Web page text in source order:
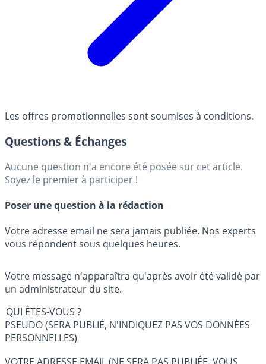
Les offres promotionnelles sont soumises à conditions.
Questions & Échanges
Aucune question n'a encore été posée sur cet article.
Soyez le premier à participer !
Poser une question à la rédaction
Votre adresse email ne sera jamais publiée. Nos experts
vous répondent sous quelques heures.
Votre message n'apparaîtra qu'après avoir été validé par
un administrateur du site.
QUI ÊTES-VOUS ?
PSEUDO (SERA PUBLIÉ, N'INDIQUEZ PAS VOS DONNÉES
PERSONNELLES)